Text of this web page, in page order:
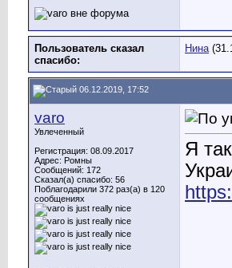
Пользователь сказал
cпасибо:
Нина
06.12.2019, 17:52
varo
Увлеченный
Регистрация: 08.09.2017
Адрес: Ромны
Сообщений: 172
Сказал(а) спасибо: 56
Поблагодарили 372 раз(а) в 120
сообщениях
Я